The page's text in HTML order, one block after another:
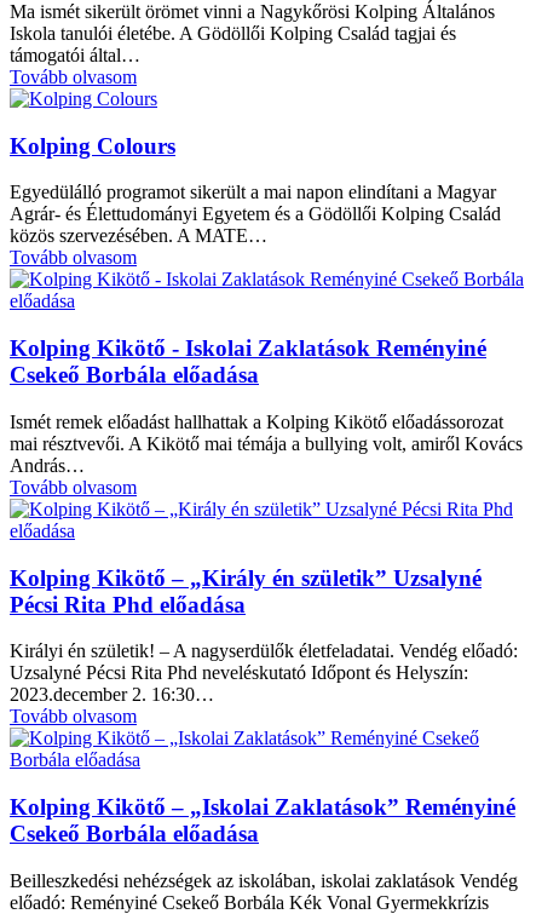
Ma ismét sikerült örömet vinni a Nagykőrösi Kolping Általános
Iskola tanulói életébe. A Gödöllői Kolping Család tagjai és
támogatói által…
Tovább olvasom
Kolping Colours
Egyedülálló programot sikerült a mai napon elindítani a Magyar
Agrár- és Élettudományi Egyetem és a Gödöllői Kolping Család
közös szervezésében. A MATE…
Tovább olvasom
Kolping Kikötő - Iskolai Zaklatások Reményiné
Csekeő Borbála előadása
Ismét remek előadást hallhattak a Kolping Kikötő előadássorozat
mai résztvevői. A Kikötő mai témája a bullying volt, amiről Kovács
András…
Tovább olvasom
Kolping Kikötő – „Király én születik” Uzsalyné
Pécsi Rita Phd előadása
Királyi én születik! – A nagyserdülők életfeladatai. Vendég előadó:
Uzsalyné Pécsi Rita Phd neveléskutató Időpont és Helyszín:
2023.december 2. 16:30…
Tovább olvasom
Kolping Kikötő – „Iskolai Zaklatások” Reményiné
Csekeő Borbála előadása
Beilleszkedési nehézségek az iskolában, iskolai zaklatások Vendég
előadó: Reményiné Csekeő Borbála Kék Vonal Gyermekkrízis